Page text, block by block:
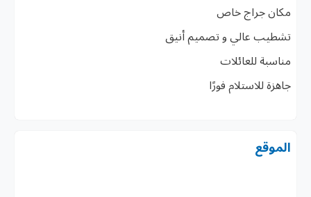
مكان جراج خاص
تشطيب عالي و تصميم أنيق
مناسبة للعائلات
جاهزة للاستلام فورًا
الموقع